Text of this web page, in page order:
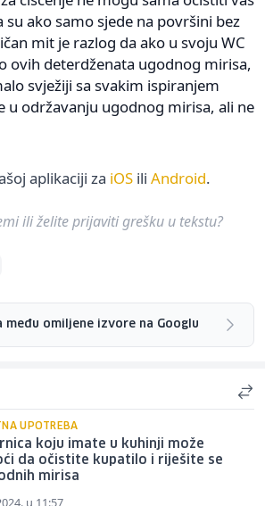
su ako samo sjede na površini bez
mit je razlog da ako u svoju WC
ovih deterdženata ugodnog mirisa,
svježiji sa svakim ispiranjem
u održavanju ugodnog mirisa, ali ne
aplikaciji za iOS ili Android.
ili želite prijaviti grešku u tekstu?
među omiljene izvore na Googlu
UPOTREBA
koju imate u kuhinji može
da očistite kupatilo i riješite se
mirisa
u 11:57